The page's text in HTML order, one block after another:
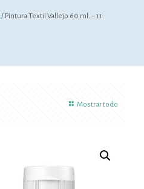
/ Pintura Textil Vallejo 60 ml. – 11
Mostrar todo